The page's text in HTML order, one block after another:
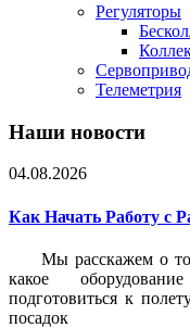
Регуляторы
Телеметрия
Наши новости
04.08.2026
Как Начать Работу с
Мы расскажем о
какое
подготовиться к
посадок